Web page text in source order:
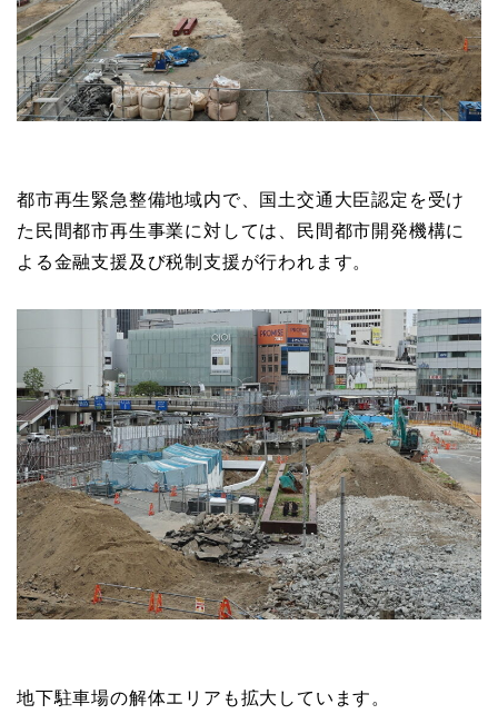
都市再生緊急整備地域内で、国土交通大臣認定を受け
た民間都市再生事業に対しては、民間都市開発機構に
よる金融支援及び税制支援が行われます。
地下駐車場の解体エリアも拡大しています。